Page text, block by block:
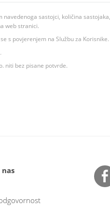
sastojci, količina
web stranici.
s povjerenjem na Službu za Korisnike.
niti bez pisane potvrde.